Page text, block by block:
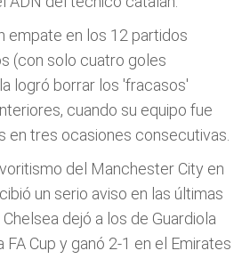
empate en los 12 partidos
(con solo cuatro goles
logró borrar los 'fracasos'
cuando su equipo fue
en tres ocasiones consecutivas.
del Manchester City en
un serio aviso en las últimas
dejó a los de Guardiola
FA Cup y ganó 2-1 en el Emirates